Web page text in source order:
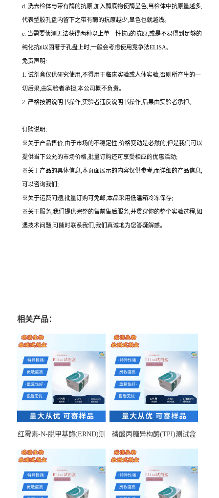
d. 洗去检体与带有酶的抗原,加入酶底物使酶呈色,当检体中抗原量越多,
代表塑胶孔盘内留下之带有酶的抗原越少,显色也就越浅。
e. 当需要侦测无法获得两种以上单一性抗ti的抗原,或是不易得到足够的
纯化抗ti以固著于孔盘上时,一般会考虑使用竞争法ELISA。
免责声明:
1. 试剂盒仅供研究使用,不得用于临床实验或人体实验,否则所产生的一
切后果,由实验者承担,本公司概不负责。
2. 严格按照说明书操作,实验者违反说明书操作,后果由实验者承担。
订购说明:
※关于产品售价,由于市场的不稳定性,价格变动是必然的,但是我们可以
提供当下公允的市场价格,批量订购还可享受相应的优惠活动;
※关于产品的具体信息,本页面展示的内容仅供参考,而详细的产品信息,
可以咨询我们;
※关于运费问题,批量订购可免邮,本品采用低温箱冷冻保存;
※关于服务,我们提供完整的售前售后服务,并贯穿你的整个实验过程,如
遇技术问题,可随时联系我们,我们真诚地为您答疑解惑。
相关产品：
红霉素-N-脱甲基酶(ERND)测
磷酸丙糖异构酶(TPI)测试盒